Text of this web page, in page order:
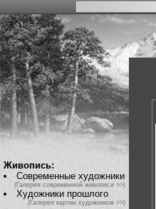
Живопись:
Современные художники
(Галерея современной живописи >>)
Художники прошлого
(Галерея картин художников >>)